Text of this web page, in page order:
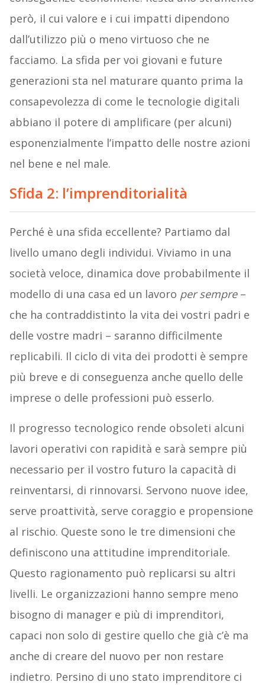
però, il cui valore e i cui impatti dipendono
dall’utilizzo più o meno virtuoso che ne
facciamo. La sfida per voi giovani e future
generazioni sta nel maturare quanto prima la
consapevolezza di come le tecnologie digitali
abbiano il potere di amplificare (per alcuni)
esponenzialmente l’impatto delle nostre azioni
nel bene e nel male.
Sfida 2: l’imprenditorialità
Perché è una sfida eccellente? Partiamo dal
livello umano degli individui. Viviamo in una
società veloce, dinamica dove probabilmente il
modello di una casa ed un lavoro per sempre–
che ha contraddistinto la vita dei vostri padri e
delle vostre madri – saranno difficilmente
replicabili. Il ciclo di vita dei prodotti è sempre
più breve e di conseguenza anche quello delle
imprese o delle professioni può esserlo.
Il progresso tecnologico rende obsoleti alcuni
lavori operativi con rapidità e sarà sempre più
necessario per il vostro futuro la capacità di
reinventarsi, di rinnovarsi. Servono nuove idee,
serve proattività, serve coraggio e propensione
al rischio. Queste sono le tre dimensioni che
definiscono una attitudine imprenditoriale.
Questo ragionamento può replicarsi su altri
livelli. Le organizzazioni hanno sempre meno
bisogno di manager e più di imprenditori,
capaci non solo di gestire quello che già c’è ma
anche di creare del nuovo per non restare
indietro. Persino di uno stato imprenditore ci